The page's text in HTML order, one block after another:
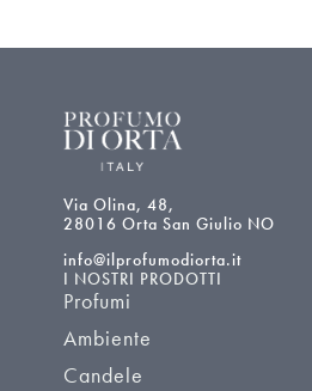
Via Olina, 48,
28016 Orta San Giulio NO
info@ilprofumodiorta.it
I NOSTRI PRODOTTI
Profumi
Ambiente
Candele